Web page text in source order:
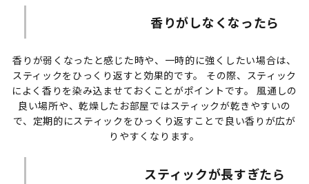
香りがしなくなったら
香りが弱くなったと感じた時や、一時的に強くしたい場合は、
スティックをひっくり返すと効果的です。 その際、スティック
によく香りを染み込ませておくことがポイントです。 風通しの
良い場所や、乾燥したお部屋ではスティックが乾きやすいの
で、定期的にスティックをひっくり返すことで良い香りが広が
りやすくなります。
スティックが長すぎたら